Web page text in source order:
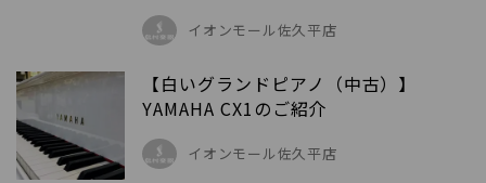
イオンモール佐久平店
【白いグランドピアノ（中古）】
YAMAHA CX1のご紹介
イオンモール佐久平店